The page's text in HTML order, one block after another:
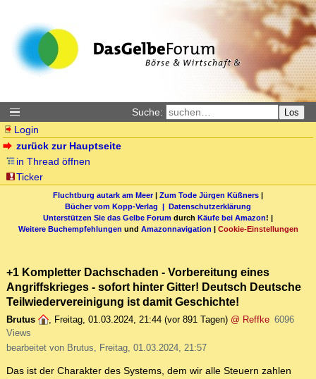
Suche: Los
Login
zurück zur Hauptseite
in Thread öffnen
Ticker
Fluchtburg autark am Meer| Zum Tode Jürgen Küßners |
Bücher vom Kopp-Verlag | Datenschutzerklärung
Unterstützen Sie das Gelbe Forum durch Käufe bei Amazon! |
Weitere Buchempfehlungen und Amazonnavigation | Cookie-Einstellungen
+1 Kompletter Dachschaden - Vorbereitung eines
Angriffskrieges - sofort hinter Gitter! Deutsch Deutsche
Teilwiedervereinigung ist damit Geschichte!
Brutus , Freitag, 01.03.2024, 21:44 (vor 891 Tagen) @ Reffke 6096
Views
bearbeitet von Brutus, Freitag, 01.03.2024, 21:57
Das ist der Charakter des Systems, dem wir alle Steuern zahlen